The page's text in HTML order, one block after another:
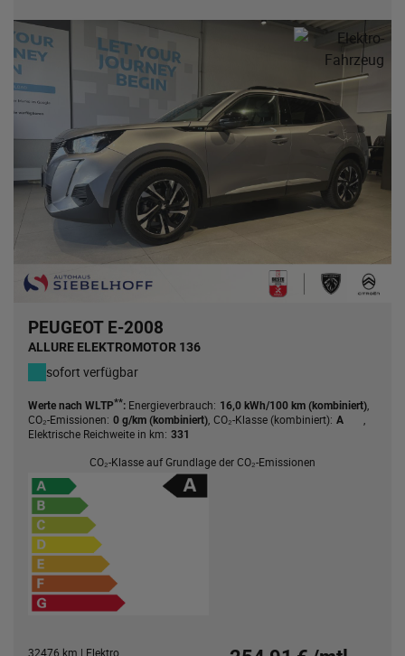
PEUGEOT E-2008
ALLURE ELEKTROMOTOR 136
sofort verfügbar
Werte nach WLTP**: Energieverbrauch: 16,0 kWh/100 km (kombiniert)
CO₂-Emissionen: 0 g/km (kombiniert) CO₂-Klasse (kombiniert): A
Elektrische Reichweite in km: 331
CO₂-Klasse auf Grundlage der CO₂-Emissionen
32476 km | Elektro